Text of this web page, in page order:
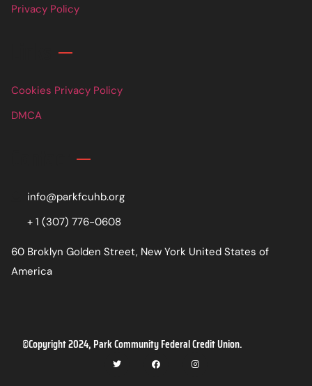
Privacy Policy
Cookies Privacy Policy
DMCA
info@parkfcuhb.org
+ 1 (307) 776-0608
60 Broklyn Golden Street, New York United States of
America
©Copyright 2024, Park Community Federal Credit Union.